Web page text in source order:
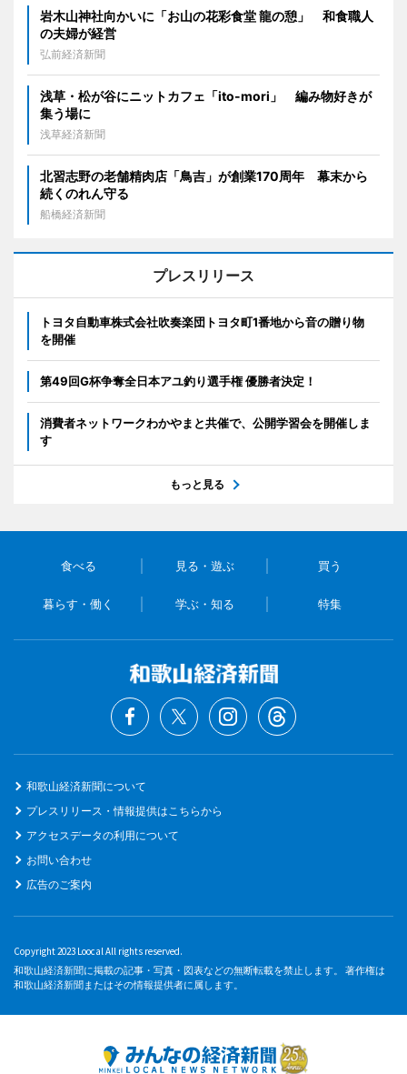
岩木山神社向かいに「お山の花彩食堂 龍の憩」 和食職人
の夫婦が経営
弘前経済新聞
浅草・松が谷にニットカフェ「ito-mori」 編み物好きが
集う場に
浅草経済新聞
北習志野の老舗精肉店「鳥吉」が創業170周年 幕末から
続くのれん守る
船橋経済新聞
プレスリリース
トヨタ自動車株式会社吹奏楽団トヨタ町1番地から音の贈り物
を開催
第49回G杯争奪全日本アユ釣り選手権 優勝者決定！
消費者ネットワークわかやまと共催で、公開学習会を開催しま
す
もっと見る
食べる 見る・遊ぶ 買う
暮らす・働く 学ぶ・知る 特集
和歌山経済新聞について
プレスリリース・情報提供はこちらから
アクセスデータの利用について
お問い合わせ
広告のご案内
Copyright 2023 Loocal All rights reserved.
和歌山経済新聞に掲載の記事・写真・図表などの無断転載を禁止します。 著作権は
和歌山経済新聞またはその情報提供者に属します。